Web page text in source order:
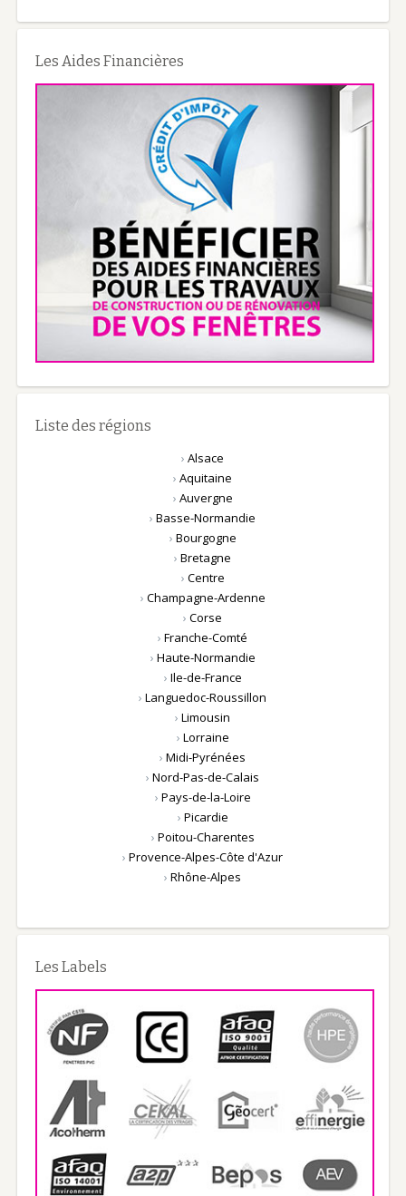
Les Aides Financières
Liste des régions
›Alsace
›Aquitaine
› Auvergne
›Basse-Normandie
› Bourgogne
›Bretagne
› Centre
› Champagne-Ardenne
›Corse
›Franche-Comté
› Haute-Normandie
› Ile-de-France
›Languedoc-Roussillon
›Limousin
› Lorraine
›Midi-Pyrénées
›Nord-Pas-de-Calais
› Pays-de-la-Loire
› Picardie
› Poitou-Charentes
›Provence-Alpes-Côte d'Azur
›Rhône-Alpes
Les Labels